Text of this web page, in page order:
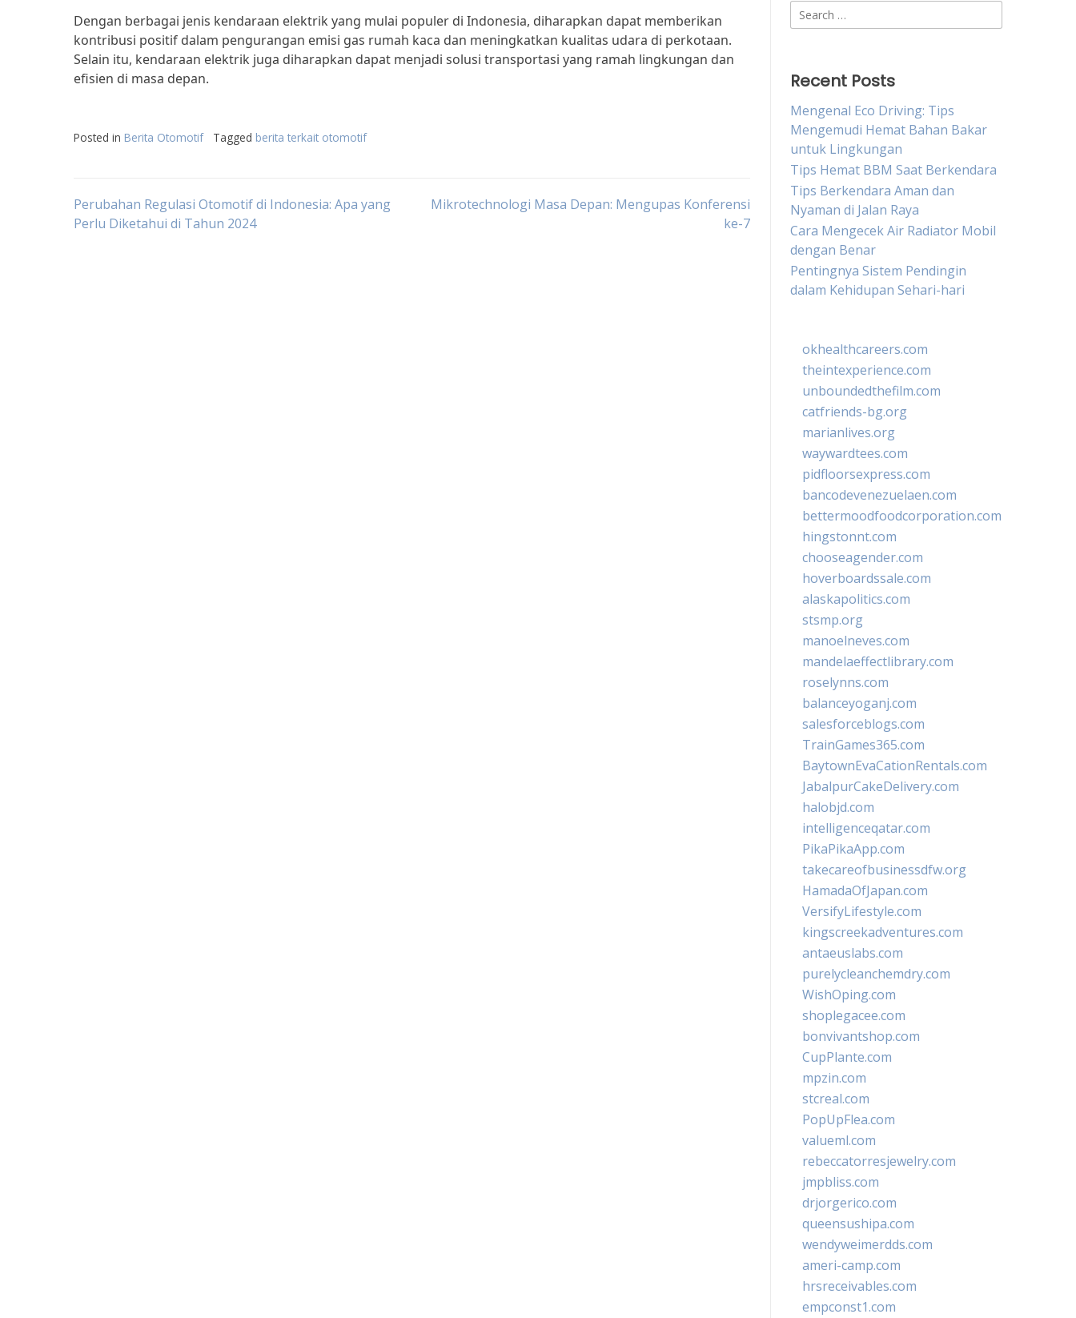
Dengan berbagai jenis kendaraan elektrik yang mulai populer di Indonesia, diharapkan dapat memberikan
kontribusi positif dalam pengurangan emisi gas rumah kaca dan meningkatkan kualitas udara di perkotaan.
Selain itu, kendaraan elektrik juga diharapkan dapat menjadi solusi transportasi yang ramah lingkungan dan
efisien di masa depan.
Posted in Berita Otomotif Tagged berita terkait otomotif
Post
Perubahan Regulasi Otomotif di Indonesia: Apa yang
Perlu Diketahui di Tahun 2024
Mikrotechnologi Masa Depan: Mengupas Konferensi
ke-7
Search
for:
Recent Posts
Mengenal Eco Driving: Tips
Mengemudi Hemat Bahan Bakar
untuk Lingkungan
Tips Hemat BBM Saat Berkendara
Tips Berkendara Aman dan
Nyaman di Jalan Raya
Cara Mengecek Air Radiator Mobil
dengan Benar
Pentingnya Sistem Pendingin
dalam Kehidupan Sehari-hari
okhealthcareers.com
theintexperience.com
unboundedthefilm.com
catfriends-bg.org
marianlives.org
waywardtees.com
pidfloorsexpress.com
bancodevenezuelaen.com
bettermoodfoodcorporation.com
hingstonnt.com
chooseagender.com
hoverboardssale.com
alaskapolitics.com
stsmp.org
manoelneves.com
mandelaeffectlibrary.com
roselynns.com
balanceyoganj.com
salesforceblogs.com
TrainGames365.com
BaytownEvaCationRentals.com
JabalpurCakeDelivery.com
halobjd.com
intelligenceqatar.com
PikaPikaApp.com
takecareofbusinessdfw.org
HamadaOfJapan.com
VersifyLifestyle.com
kingscreekadventures.com
antaeuslabs.com
purelycleanchemdry.com
WishOping.com
shoplegacee.com
bonvivantshop.com
CupPlante.com
mpzin.com
stcreal.com
PopUpFlea.com
valueml.com
rebeccatorresjewelry.com
jmpbliss.com
drjorgerico.com
queensushipa.com
wendyweimerdds.com
ameri-camp.com
hrsreceivables.com
empconst1.com